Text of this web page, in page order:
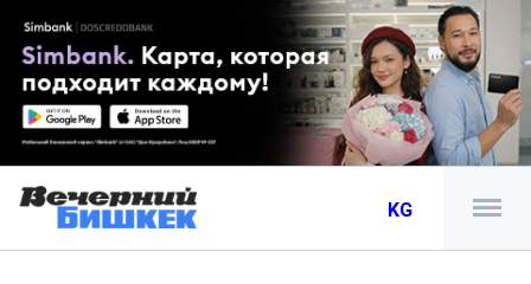
KG